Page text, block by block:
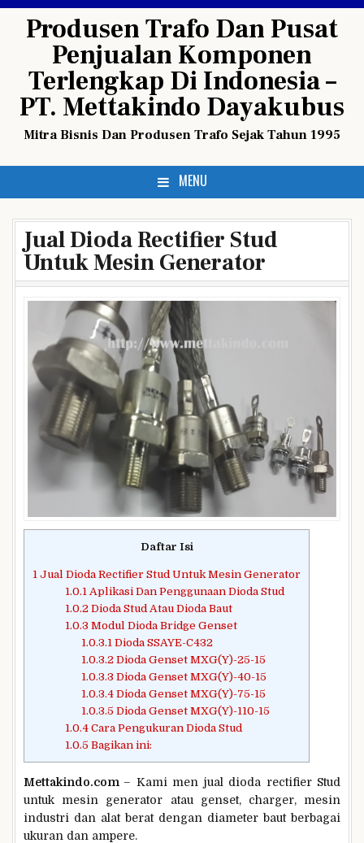
Produsen Trafo Dan Pusat
Penjualan Komponen
Terlengkap Di Indonesia –
PT. Mettakindo Dayakubus
Mitra Bisnis Dan Produsen Trafo Sejak Tahun 1995
MENU
Jual Dioda Rectifier Stud
Untuk Mesin Generator
Daftar Isi
1 Jual Dioda Rectifier Stud Untuk Mesin Generator
1.0.1Aplikasi Dan Penggunaan Dioda Stud
1.0.2Dioda Stud Atau Dioda Baut
1.0.3 Modul Dioda Bridge Genset
1.0.3.1Dioda SSAYE-C432
1.0.3.2Dioda Genset MXG(Y)-25-15
1.0.3.3 Dioda Genset MXG(Y)-40-15
1.0.3.4Dioda Genset MXG(Y)-75-15
1.0.3.5 Dioda Genset MXG(Y)-110-15
1.0.4Cara Pengukuran Dioda Stud
1.0.5 Bagikan ini:
Mettakindo.com – Kami men jual dioda rectifier Stud
untuk mesin generator atau genset, charger, mesin
industri dan alat berat dengan diameter baut berbagai
ukuran dan ampere.